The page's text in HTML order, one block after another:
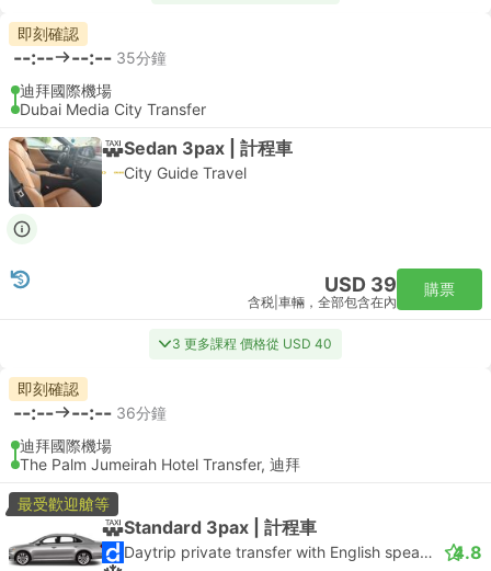
即刻確認
--:-- --:-- 35分鐘
迪拜國際機場
Dubai Media City Transfer
Sedan 3pax | 計程車
City Guide Travel
USD 39
含税 車輛，全部包含在內
購票
3 更多課程 價格從 USD 40
即刻確認
--:-- --:-- 36分鐘
迪拜國際機場
The Palm Jumeirah Hotel Transfer, 迪拜
最受歡迎艙等
Standard 3pax | 計程車
Daytrip private transfer with English speaking driver 4.8